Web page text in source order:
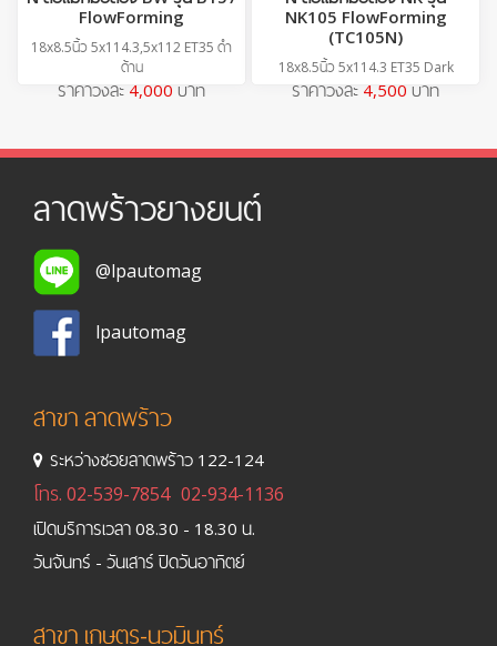
FlowForming
18x8.5นิ้ว 5x114.3,5x112 ET35 ดำ
ด้าน
ราคาวงละ 4,000 บาท
NK105 FlowForming
(TC105N)
18x8.5นิ้ว 5x114.3 ET35 Dark
ราคาวงละ 4,500 บาท
ลาดพร้าวยางยนต์
@lpautomag
lpautomag
สาขา ลาดพร้าว
ระหว่างซอยลาดพร้าว 122-124
โทร. 02-539-7854 02-934-1136
เปิดบริการเวลา 08.30 - 18.30 น.
วันจันทร์ - วันเสาร์ ปิดวันอาทิตย์
สาขา เกษตร-นวมินทร์